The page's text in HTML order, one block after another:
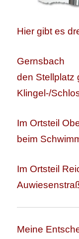
Hier gibt es
Gernsbach
den Stellplatz
Klingel-/
Im Ortsteil
beim
Im Ortsteil
Meine